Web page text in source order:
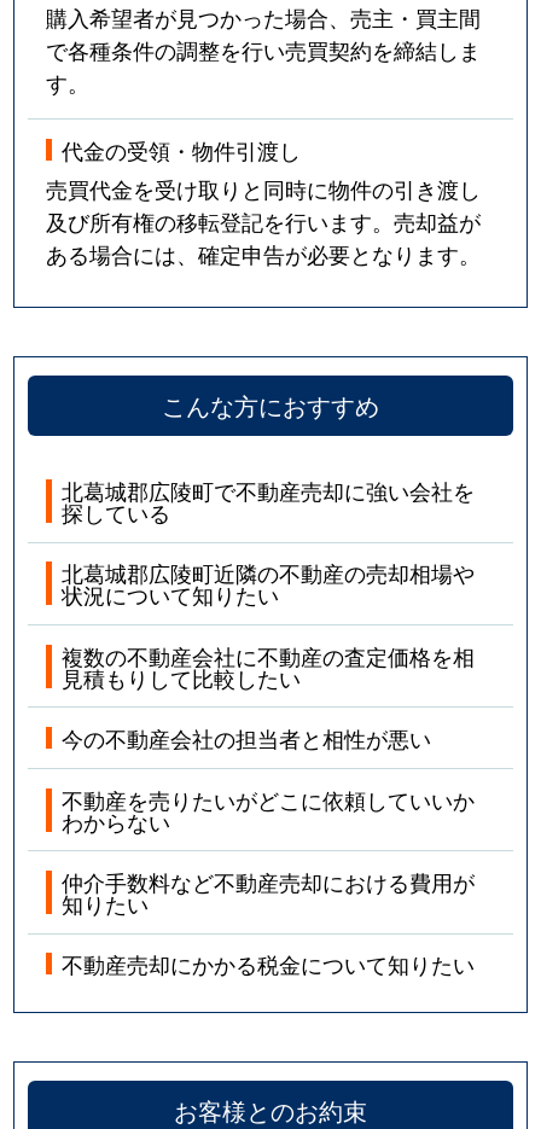
購入希望者が見つかった場合、売主・買主間
で各種条件の調整を行い売買契約を締結しま
す。
代金の受領・物件引渡し
売買代金を受け取りと同時に物件の引き渡し
及び所有権の移転登記を行います。売却益が
ある場合には、確定申告が必要となります。
こんな方におすすめ
北葛城郡広陵町で不動産売却に強い会社を
探している
北葛城郡広陵町近隣の不動産の売却相場や
状況について知りたい
複数の不動産会社に不動産の査定価格を相
見積もりして比較したい
今の不動産会社の担当者と相性が悪い
不動産を売りたいがどこに依頼していいか
わからない
仲介手数料など不動産売却における費用が
知りたい
不動産売却にかかる税金について知りたい
お客様とのお約束